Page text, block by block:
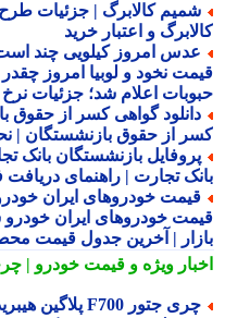
کالابرگ | جزئیات طرح
و اعتبار خرید
امروز کیلویی چند است؟؛
نخود و لوبیا امروز چقدر
اعلام شد؛ جزئیات نرخ
گواهی کسر از حقوق
از حقوق بازنشستگان | نحوه
بازنشستگان بانک
تجارت | راهنمای دریافت
| آخرین جدول قیمت
ویژهو قیمت خودرو |